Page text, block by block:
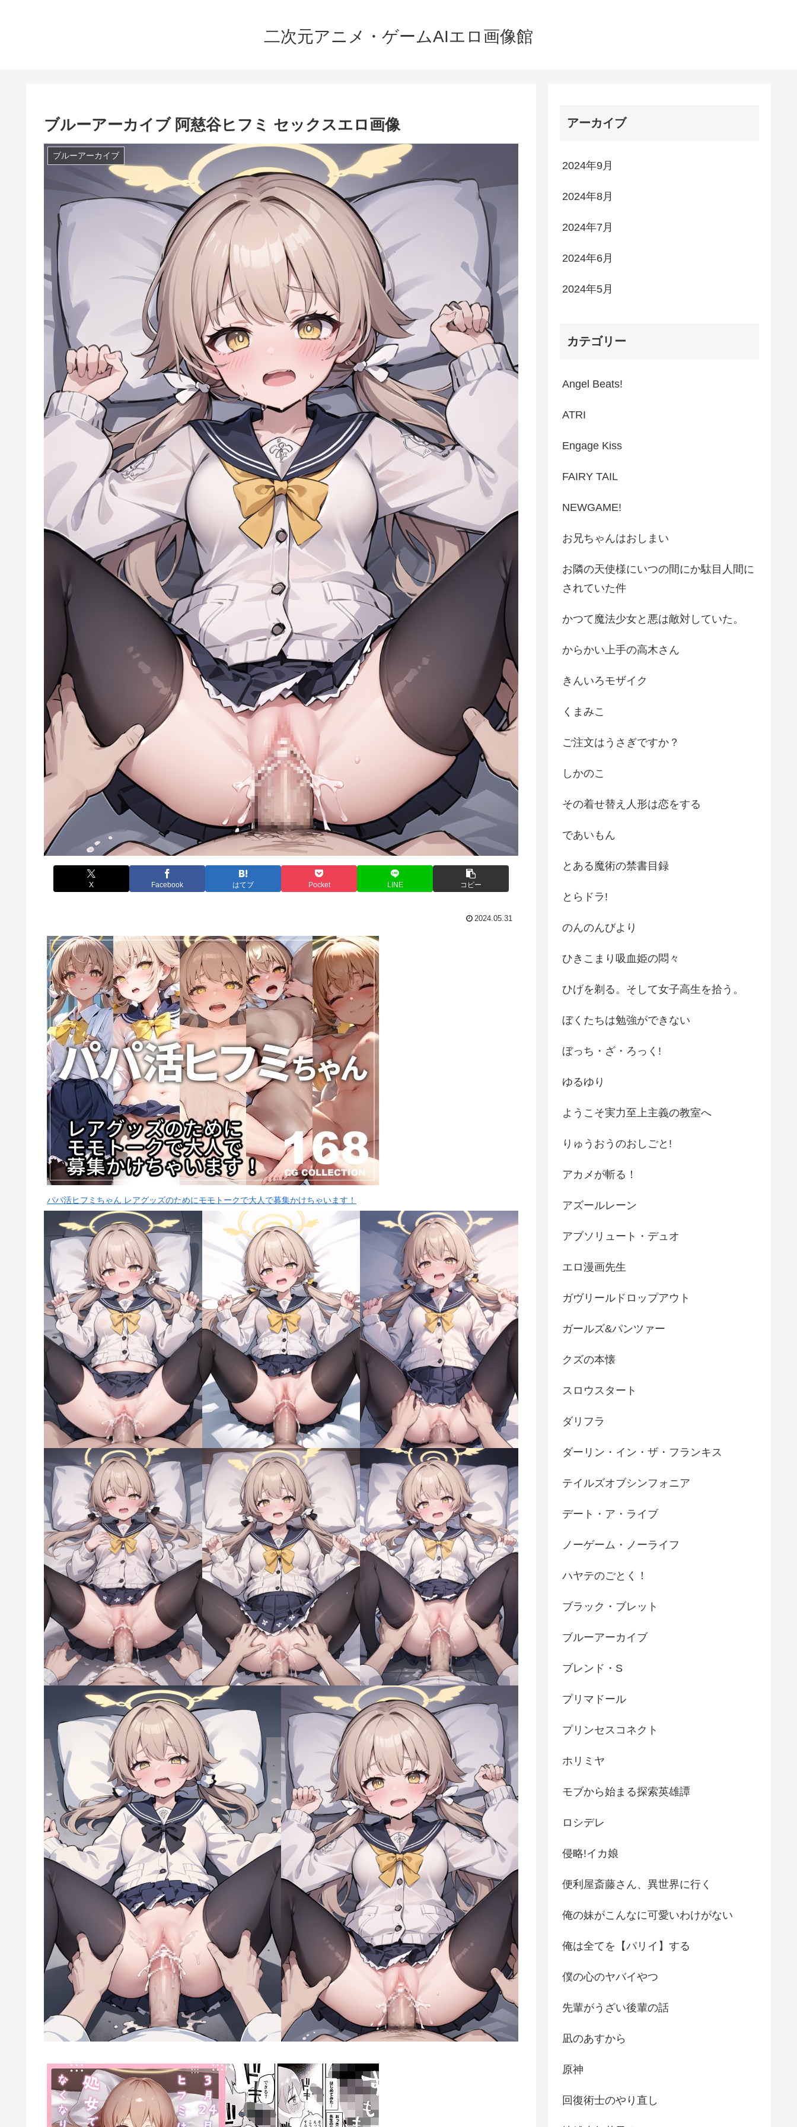
二次元アニメ・ゲームAIエロ画像館
ブルーアーカイブ 阿慈谷ヒフミ セックスエロ画像
ブルーアーカイブ
X Facebook はてブ Pocket LINE コピー
2024.05.31
パパ活ヒフミちゃん レアグッズのためにモモトークで大人で募集かけちゃいます！
アーカイブ
2024年9月
2024年8月
2024年7月
2024年6月
2024年5月
カテゴリー
Angel Beats!
ATRI
Engage Kiss
FAIRY TAIL
NEWGAME!
お兄ちゃんはおしまい
お隣の天使様にいつの間にか駄目人間に
されていた件
かつて魔法少女と悪は敵対していた。
からかい上手の高木さん
きんいろモザイク
くまみこ
ご注文はうさぎですか？
しかのこ
その着せ替え人形は恋をする
であいもん
とある魔術の禁書目録
とらドラ!
のんのんびより
ひきこまり吸血姫の悶々
ひげを剃る。そして女子高生を拾う。
ぼくたちは勉強ができない
ぼっち・ざ・ろっく!
ゆるゆり
ようこそ実力至上主義の教室へ
りゅうおうのおしごと!
アカメが斬る！
アズールレーン
アブソリュート・デュオ
エロ漫画先生
ガヴリールドロップアウト
ガールズ&パンツァー
クズの本懐
スロウスタート
ダリフラ
ダーリン・イン・ザ・フランキス
テイルズオブシンフォニア
デート・ア・ライブ
ノーゲーム・ノーライフ
ハヤテのごとく！
ブラック・ブレット
ブルーアーカイブ
ブレンド・S
プリマドール
プリンセスコネクト
ホリミヤ
モブから始まる探索英雄譚
ロシデレ
侵略!イカ娘
便利屋斎藤さん、異世界に行く
俺の妹がこんなに可愛いわけがない
俺は全てを【パリイ】する
僕の心のヤバイやつ
先輩がうざい後輩の話
凪のあすから
原神
回復術士のやり直し